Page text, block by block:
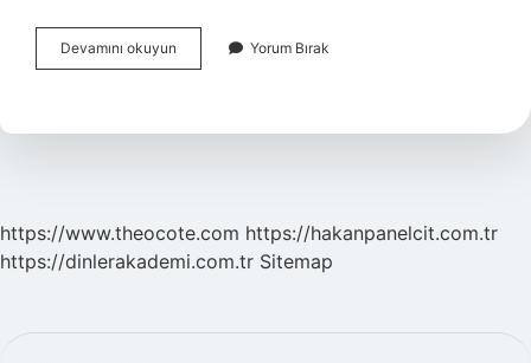
Devamını okuyun Usulsüzlük
Cezası
Kadar
Yorum Bırak
https://www.theocote.com https://hakanpanelcit.com.tr
https://dinlerakademi.com.tr Sitemap